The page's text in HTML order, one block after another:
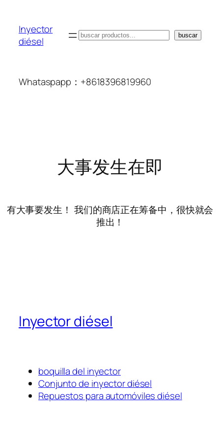
Inyector
diésel
搜
buscar
Whataspapp：+8618396819960
大事发生在即
有大事要发生！ 我们的商店正在筹备中，很快就会
推出！
Inyector diésel
boquilla del inyector
Conjunto de inyector diésel
Repuestos para automóviles diésel